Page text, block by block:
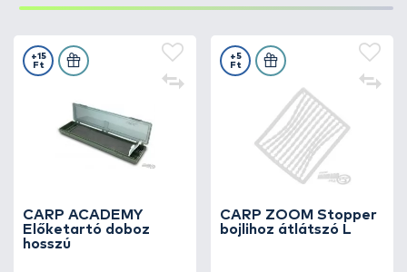
CARP ACADEMY
Előketartó doboz
hosszú
+15
Ft
CARP ZOOM Stopper
bojlihoz átlátszó L
+5
Ft